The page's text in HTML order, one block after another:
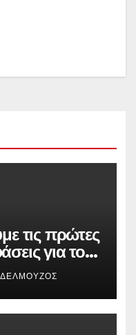
τις πρώτες
για τους
που
ενάντια